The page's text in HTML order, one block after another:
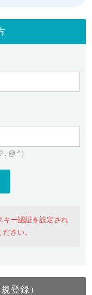
@ ^）
キー認証を設定され
さい。
登録）